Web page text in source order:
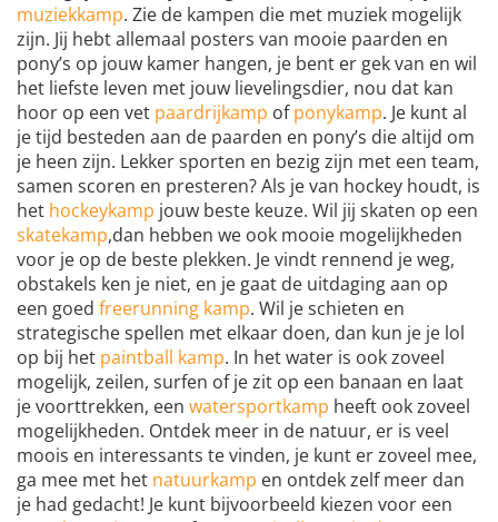
muziekkamp. Zie de kampen die met muziek mogelijk
zijn. Jij hebt allemaal posters van mooie paarden en
pony’s op jouw kamer hangen, je bent er gek van en wil
het liefste leven met jouw lievelingsdier, nou dat kan
hoor op een vet paardrijkamp ofponykamp. Je kunt al
je tijd besteden aan de paarden en pony’s die altijd om
je heen zijn. Lekker sporten en bezig zijn met een team,
samen scoren en presteren? Als je van hockey houdt, is
het hockeykamp jouw beste keuze. Wil jij skaten op een
skatekamp,dan hebben we ook mooie mogelijkheden
voor je op de beste plekken. Je vindt rennend je weg,
obstakels ken je niet, en je gaat de uitdaging aan op
een goed freerunning kamp. Wil je schieten en
strategische spellen met elkaar doen, dan kun je je lol
op bij het paintball kamp. In het water is ook zoveel
mogelijk, zeilen, surfen of je zit op een banaan en laat
je voorttrekken, een watersportkamp heeft ook zoveel
mogelijkheden. Ontdek meer in de natuur, er is veel
moois en interessants te vinden, je kunt er zoveel mee,
ga mee met het natuurkamp en ontdek zelf meer dan
je had gedacht! Je kunt bijvoorbeeld kiezen voor een